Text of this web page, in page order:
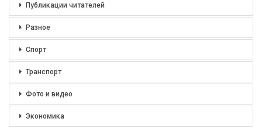
Публикации читателей
Разное
Спорт
Транспорт
Фото и видео
Экономика